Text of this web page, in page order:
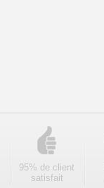
95% de client
satisfait